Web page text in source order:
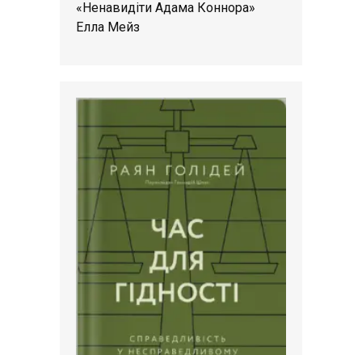
«Ненавидіти Адама Коннора»
Елла Мейз